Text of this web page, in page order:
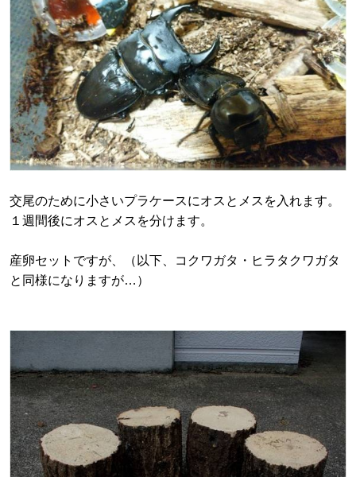
交尾のために小さいプラケースにオスとメスを入れます。
１週間後にオスとメスを分けます。
産卵セットですが、（以下、コクワガタ・ヒラタクワガタ
と同様になりますが…）